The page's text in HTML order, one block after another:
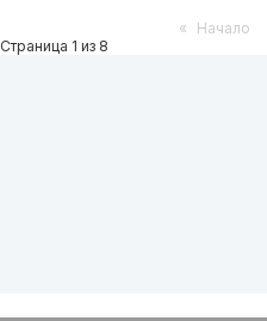
« Начало
Страница 1 из 8